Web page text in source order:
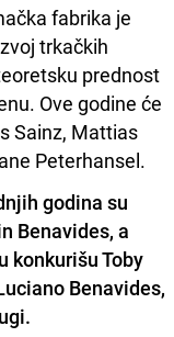
fabrika je
trkačkih
prednost
Ove godine će
Sainz, Mattias
Peterhansel.
godina su
Benavides, a
konkurišu Toby
Benavides,